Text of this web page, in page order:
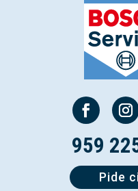
959
Pide